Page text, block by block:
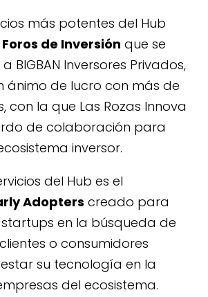
más potentes del Hub
Foros de Inversión que se
BIGBAN Inversores Privados,
ánimo de lucro con más de
con la que Las Rozas Innova
de colaboración para
inversor.
del Hub es el
Adopters creado para
en la búsqueda de
o consumidores
su tecnología en la
del ecosistema.